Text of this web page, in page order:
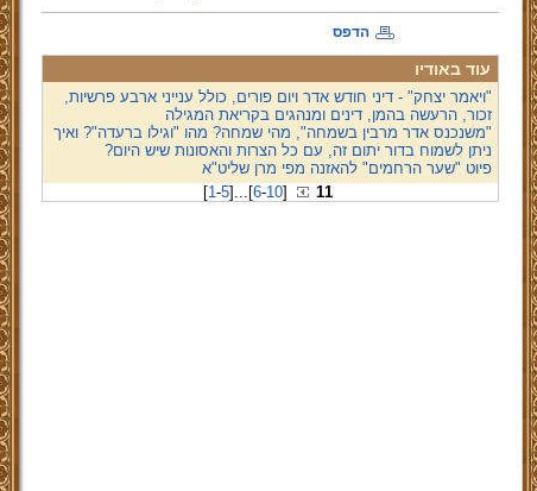
הדפס
עוד באודיו
"ויאמר יצחק" - דיני חודש אדר ויום פורים, כולל ענייני ארבע פרשיות,
זכור, הרעשה בהמן, דינים ומנהגים בקריאת המגילה
"משנכנס אדר מרבין בשמחה", מהי שמחה? מהו "וגילו ברעדה"? ואיך
ניתן לשמוח בדור יתום זה, עם כל הצרות והאסונות שיש היום?
פיוט "שער הרחמים" להאזנה מפי מרן שליט"א
[1-5] ... [6-10] 11